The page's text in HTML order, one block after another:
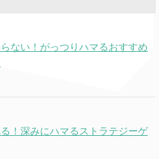
ない！がっつりハマるおすすめ
！深みにハマるストラテジーゲ